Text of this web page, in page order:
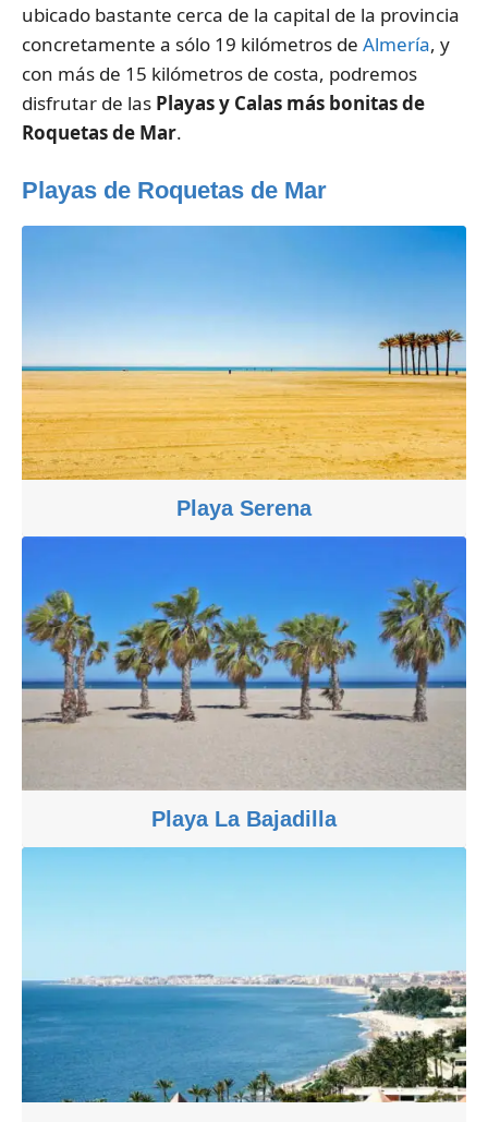
ubicado bastante cerca de la capital de la provincia
concretamente a sólo 19 kilómetros de Almería, y
con más de 15 kilómetros de costa, podremos
disfrutar de las Playas y Calas más bonitas de
Roquetas de Mar.
Playas de Roquetas de Mar
Playa Serena
Playa La Bajadilla